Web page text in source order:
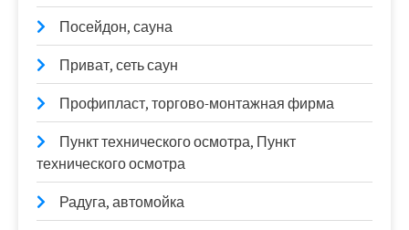
Посейдон, сауна
Приват, сеть саун
Профипласт, торгово-монтажная фирма
Пункт технического осмотра, Пункт
технического осмотра
Радуга, автомойка